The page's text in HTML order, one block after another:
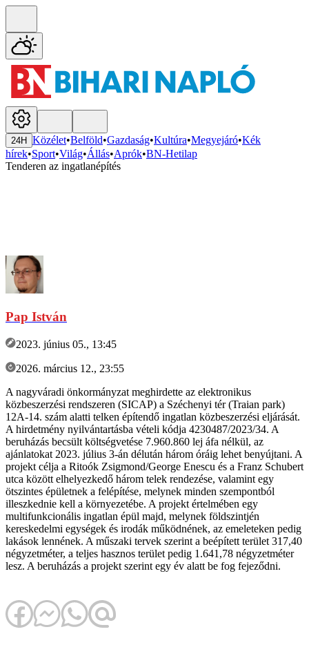
24H Közélet•Belföld•Gazdaság•Kultúra•Megyejáró•Kék
hírek•Sport•Világ•Állás•Aprók•BN-Hetilap
Tenderen az ingatlanépítés
Pap István
2023. június 05., 13:45
2026. március 12., 23:55
A nagyváradi önkormányzat meghirdette az elektronikus
közbeszerzési rendszeren (SICAP) a Széchenyi tér (Traian park)
12A-14. szám alatti telken építendő ingatlan közbeszerzési eljárását.
A hirdetmény nyilvántartásba vételi kódja 4230487/2023/34. A
beruházás becsült költségvetése 7.960.860 lej áfa nélkül, az
ajánlatokat 2023. július 3-án délután három óráig lehet benyújtani. A
projekt célja a Ritoók Zsigmond/George Enescu és a Franz Schubert
utca között elhelyezkedő három telek rendezése, valamint egy
ötszintes épületnek a felépítése, melynek minden szempontból
illeszkednie kell a környezetébe. A projekt értelmében egy
multifunkcionális ingatlan épül majd, melynek földszintjén
kereskedelmi egységek és irodák működnének, az emeleteken pedig
lakások lennének. A műszaki tervek szerint a beépített terület 317,40
négyzetméter, a teljes hasznos terület pedig 1.641,78 négyzetméter
lesz. A beruházás a projekt szerint egy év alatt be fog fejeződni.